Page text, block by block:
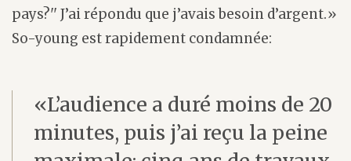
pays?'' J’ai répondu que j’avais besoin d’argent.»
So-young est rapidement condamnée:
«L’audience a duré moins de 20
minutes, puis j’ai reçu la peine